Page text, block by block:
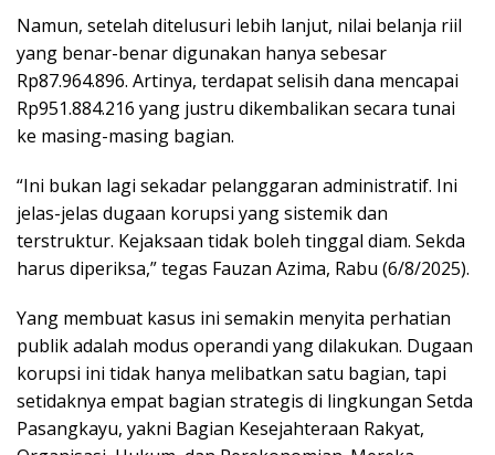
Namun, setelah ditelusuri lebih lanjut, nilai belanja riil
yang benar-benar digunakan hanya sebesar
Rp87.964.896. Artinya, terdapat selisih dana mencapai
Rp951.884.216 yang justru dikembalikan secara tunai
ke masing-masing bagian.
“Ini bukan lagi sekadar pelanggaran administratif. Ini
jelas-jelas dugaan korupsi yang sistemik dan
terstruktur. Kejaksaan tidak boleh tinggal diam. Sekda
harus diperiksa,” tegas Fauzan Azima, Rabu (6/8/2025).
Yang membuat kasus ini semakin menyita perhatian
publik adalah modus operandi yang dilakukan. Dugaan
korupsi ini tidak hanya melibatkan satu bagian, tapi
setidaknya empat bagian strategis di lingkungan Setda
Pasangkayu, yakni Bagian Kesejahteraan Rakyat,